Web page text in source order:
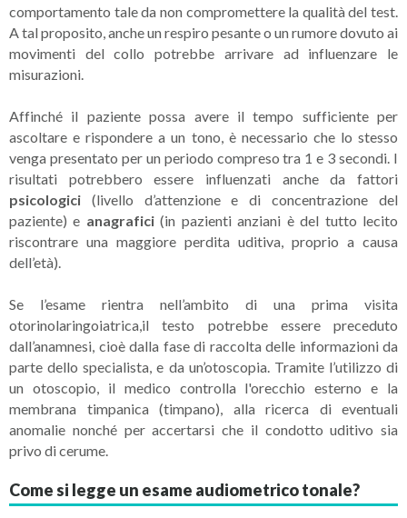
comportamento tale da non compromettere la qualità del test.
A tal proposito, anche un respiro pesante o un rumore dovuto ai
movimenti del collo potrebbe arrivare ad influenzare le
misurazioni.
Affinché il paziente possa avere il tempo sufficiente per
ascoltare e rispondere a un tono, è necessario che lo stesso
venga presentato per un periodo compreso tra 1 e 3 secondi. I
risultati potrebbero essere influenzati anche da fattori
psicologici (livello d’attenzione e di concentrazione del
paziente) e anagrafici(in pazienti anziani è del tutto lecito
riscontrare una maggiore perdita uditiva, proprio a causa
dell’età).
Se l’esame rientra nell’ambito di una prima visita
otorinolaringoiatrica,il testo potrebbe essere preceduto
dall’anamnesi, cioè dalla fase di raccolta delle informazioni da
parte dello specialista, e da un’otoscopia. Tramite l’utilizzo di
un otoscopio, il medico controlla l'orecchio esterno e la
membrana timpanica (timpano), alla ricerca di eventuali
anomalie nonché per accertarsi che il condotto uditivo sia
privo di cerume.
Come si legge un esame audiometrico tonale?